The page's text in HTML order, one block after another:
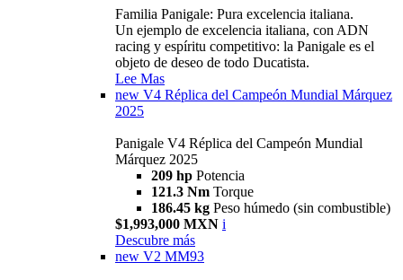
Familia Panigale: Pura excelencia italiana.
Un ejemplo de excelencia italiana, con ADN
racing y espíritu competitivo: la Panigale es el
objeto de deseo de todo Ducatista.
Lee Mas
new V4 Réplica del Campeón Mundial Márquez
2025
Panigale V4 Réplica del Campeón Mundial
Márquez 2025
209 hp Potencia
121.3 Nm Torque
186.45 kg Peso húmedo (sin combustible)
$1,993,000 MXN i
Descubre más
new V2 MM93